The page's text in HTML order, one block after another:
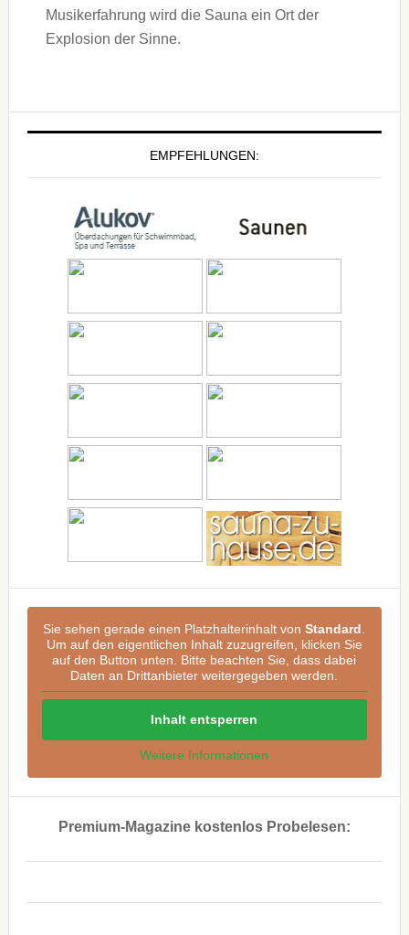
Musikerfahrung wird die Sauna ein Ort der
Explosion der Sinne.
EMPFEHLUNGEN:
Sie sehen gerade einen Platzhalterinhalt vonStandard
Um auf den eigentlichen Inhalt zuzugreifen, klicken Sie
auf den Button unten. Bitte beachten Sie, dass dabei
Daten an Drittanbieter weitergegeben werden.
Inhalt entsperren
Weitere Informationen
Premium-Magazine kostenlos Probelesen: